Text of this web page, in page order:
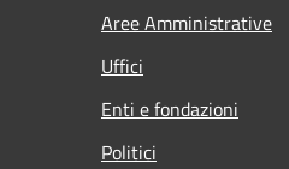
Aree Amministrative
Uffici
Enti e fondazioni
Politici